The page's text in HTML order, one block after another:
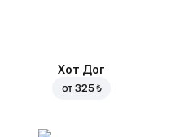
Хот Дог
от325 ₺